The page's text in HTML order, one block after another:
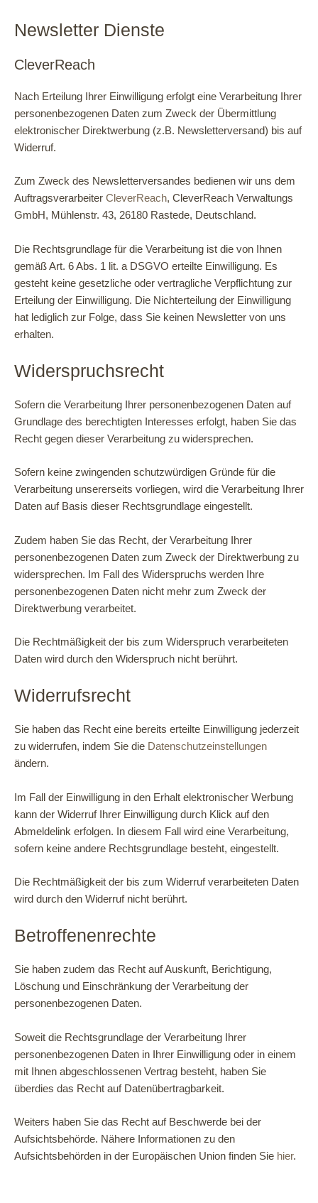
Newsletter Dienste
CleverReach
Nach Erteilung Ihrer Einwilligung erfolgt eine Verarbeitung Ihrer
personenbezogenen Daten zum Zweck der Übermittlung
elektronischer Direktwerbung (z.B. Newsletterversand) bis auf
Widerruf.
Zum Zweck des Newsletterversandes bedienen wir uns dem
Auftragsverarbeiter CleverReach, CleverReach Verwaltungs
GmbH, Mühlenstr. 43, 26180 Rastede, Deutschland.
Die Rechtsgrundlage für die Verarbeitung ist die von Ihnen
gemäß Art. 6 Abs. 1 lit. a DSGVO erteilte Einwilligung. Es
gesteht keine gesetzliche oder vertragliche Verpflichtung zur
Erteilung der Einwilligung. Die Nichterteilung der Einwilligung
hat lediglich zur Folge, dass Sie keinen Newsletter von uns
erhalten.
Widerspruchsrecht
Sofern die Verarbeitung Ihrer personenbezogenen Daten auf
Grundlage des berechtigten Interesses erfolgt, haben Sie das
Recht gegen dieser Verarbeitung zu widersprechen.
Sofern keine zwingenden schutzwürdigen Gründe für die
Verarbeitung unsererseits vorliegen, wird die Verarbeitung Ihrer
Daten auf Basis dieser Rechtsgrundlage eingestellt.
Zudem haben Sie das Recht, der Verarbeitung Ihrer
personenbezogenen Daten zum Zweck der Direktwerbung zu
widersprechen. Im Fall des Widerspruchs werden Ihre
personenbezogenen Daten nicht mehr zum Zweck der
Direktwerbung verarbeitet.
Die Rechtmäßigkeit der bis zum Widerspruch verarbeiteten
Daten wird durch den Widerspruch nicht berührt.
Widerrufsrecht
Sie haben das Recht eine bereits erteilte Einwilligung jederzeit
zu widerrufen, indem Sie die Datenschutzeinstellungen
ändern.
Im Fall der Einwilligung in den Erhalt elektronischer Werbung
kann der Widerruf Ihrer Einwilligung durch Klick auf den
Abmeldelink erfolgen. In diesem Fall wird eine Verarbeitung,
sofern keine andere Rechtsgrundlage besteht, eingestellt.
Die Rechtmäßigkeit der bis zum Widerruf verarbeiteten Daten
wird durch den Widerruf nicht berührt.
Betroffenenrechte
Sie haben zudem das Recht auf Auskunft, Berichtigung,
Löschung und Einschränkung der Verarbeitung der
personenbezogenen Daten.
Soweit die Rechtsgrundlage der Verarbeitung Ihrer
personenbezogenen Daten in Ihrer Einwilligung oder in einem
mit Ihnen abgeschlossenen Vertrag besteht, haben Sie
überdies das Recht auf Datenübertragbarkeit.
Weiters haben Sie das Recht auf Beschwerde bei der
Aufsichtsbehörde. Nähere Informationen zu den
Aufsichtsbehörden in der Europäischen Union finden Sie hier.